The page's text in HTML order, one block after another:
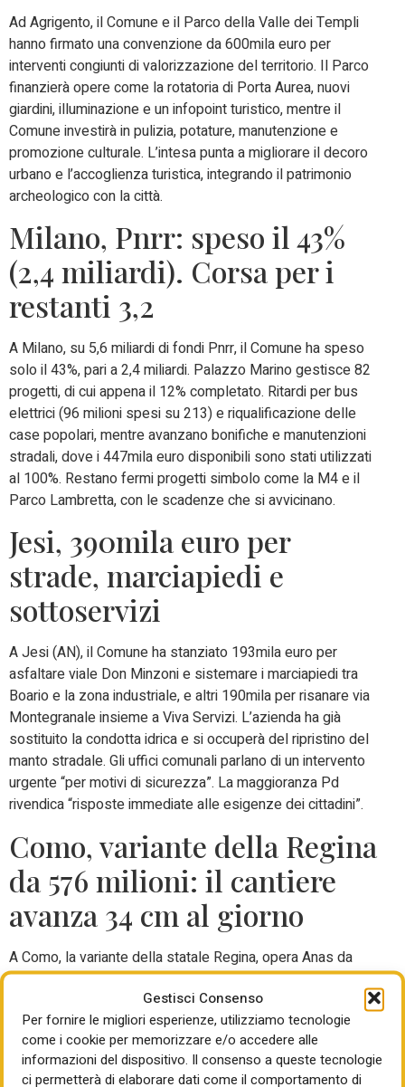
Gestisci Consenso
Per fornire le migliori esperienze, utilizziamo tecnologie
come i cookie per memorizzare e/o accedere alle
informazioni del dispositivo. Il consenso a queste tecnologie
ci permetterà di elaborare dati come il comportamento di
Ad Agrigento, il Comune e il Parco della Valle dei Templi
hanno firmato una convenzione da 600mila euro per
interventi congiunti di valorizzazione del territorio. Il Parco
finanzierà opere come la rotatoria di Porta Aurea, nuovi
giardini, illuminazione e un infopoint turistico, mentre il
Comune investirà in pulizia, potature, manutenzione e
promozione culturale. L’intesa punta a migliorare il decoro
urbano e l’accoglienza turistica, integrando il patrimonio
archeologico con la città.
Milano, Pnrr: speso il 43%
(2,4 miliardi). Corsa per i
restanti 3,2
A Milano, su 5,6 miliardi di fondi Pnrr, il Comune ha speso
solo il 43%, pari a 2,4 miliardi. Palazzo Marino gestisce 82
progetti, di cui appena il 12% completato. Ritardi per bus
elettrici (96 milioni spesi su 213) e riqualificazione delle
case popolari, mentre avanzano bonifiche e manutenzioni
stradali, dove i 447mila euro disponibili sono stati utilizzati
al 100%. Restano fermi progetti simbolo come la M4 e il
Parco Lambretta, con le scadenze che si avvicinano.
Jesi, 390mila euro per
strade, marciapiedi e
sottoservizi
A Jesi (AN), il Comune ha stanziato 193mila euro per
asfaltare viale Don Minzoni e sistemare i marciapiedi tra
Boario e la zona industriale, e altri 190mila per risanare via
Montegranale insieme a Viva Servizi. L’azienda ha già
sostituito la condotta idrica e si occuperà del ripristino del
manto stradale. Gli uffici comunali parlano di un intervento
urgente “per motivi di sicurezza”. La maggioranza Pd
rivendica “risposte immediate alle esigenze dei cittadini”.
Como, variante della Regina
da 576 milioni: il cantiere
avanza 34 cm al giorno
A Como, la variante della statale Regina, opera Anas da
576 milioni di euro, avanza al ritmo di soli 34 centimetri al
giorno. Il cantiere, aperto nel 2021 per collegare Colonno e
Griante lungo 9,6 chilometri di tracciato, sconta ritardi legati
allo smaltimento del materiale di scavo e a tensioni tra
Anas e il consorzio esecutore. Intanto la vecchia strada,